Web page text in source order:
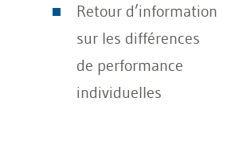
Retour d’information
sur les différences
de performance
individuelles